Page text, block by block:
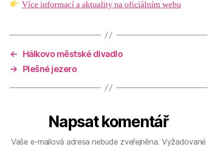
Více informací a aktuality na oficiálním webu
←
Hálkovo městské divadlo
→
Plešné jezero
Napsat komentář
Vaše e-mailová adresa nebude zveřejněna. Vyžadované